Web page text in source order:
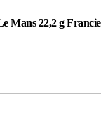
Mans 22,2 g